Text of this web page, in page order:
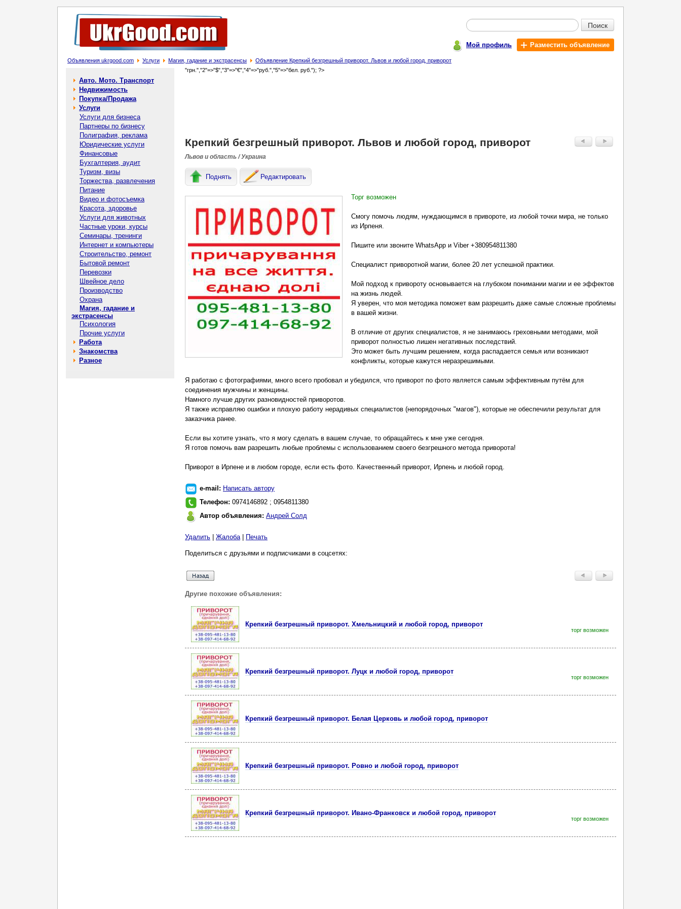
Поиск
Мой профиль Разместить объявление
Объявления ukrgood.com Услуги Магия, гадание и экстрасенсы Объявление Крепкий безгрешный приворот. Львов и любой город, приворот
Авто. Мото. Транспорт
Недвижимость
Покупка/Продажа
Услуги
Услуги для бизнеса
Партнеры по бизнесу
Полиграфия, реклама
Юридические услуги
Финансовые
Бухгалтерия, аудит
Туризм, визы
Торжества, развлечения
Питание
Видео и фотосъемка
Красота, здоровье
Услуги для животных
Частные уроки, курсы
Семинары, тренинги
Интернет и компьютеры
Строительство, ремонт
Бытовой ремонт
Перевозки
Швейное дело
Производство
Охрана
Магия, гадание и
экстрасенсы
Психология
Прочие услуги
Работа
Знакомства
Разное
"грн.","2"=>"$","3"=>"€","4"=>"руб.","5"=>"бел. руб."); ?>
Крепкий безгрешный приворот. Львов и любой город, приворот
Львов и область / Украина
Поднять Редактировать
Торг возможен
Смогу помочь людям, нуждающимся в привороте, из любой точки мира, не только
из Ирпеня.
Пишите или звоните WhatsApp и Viber +380954811380
Специалист приворотной магии, более 20 лет успешной практики.
Мой подход к привороту основывается на глубоком понимании магии и ее эффектов
на жизнь людей.
Я уверен, что моя методика поможет вам разрешить даже самые сложные проблемы
в вашей жизни.
В отличие от других специалистов, я не занимаюсь греховными методами, мой
приворот полностью лишен негативных последствий.
Это может быть лучшим решением, когда распадается семья или возникают
конфликты, которые кажутся неразрешимыми.
Я работаю с фотографиями, много всего пробовал и убедился, что приворот по фото является самым эффективным путём для
соединения мужчины и женщины.
Намного лучше других разновидностей приворотов.
Я также исправляю ошибки и плохую работу нерадивых специалистов (непорядочных "магов"), которые не обеспечили результат для
заказчика ранее.
Если вы хотите узнать, что я могу сделать в вашем случае, то обращайтесь к мне уже сегодня.
Я готов помочь вам разрешить любые проблемы с использованием своего безгрешного метода приворота!
Приворот в Ирпене и в любом городе, если есть фото. Качественный приворот, Ирпень и любой город.
e-mail: Написать автору
Телефон: 0974146892 ; 0954811380
Автор объявления: Андрей Солд
Удалить Жалоба| Печать
Поделиться с друзьями и подписчиками в соцсетях:
Другие похожие объявления:
Крепкий безгрешный приворот. Хмельницкий и любой город, приворот
торг возможен
Крепкий безгрешный приворот. Луцк и любой город, приворот
торг возможен
Крепкий безгрешный приворот. Белая Церковь и любой город, приворот
Крепкий безгрешный приворот. Ровно и любой город, приворот
Крепкий безгрешный приворот. Ивано-Франковск и любой город, приворот
торг возможен